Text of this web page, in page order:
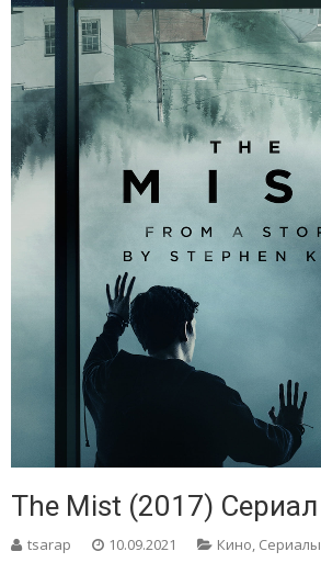
The Mist (2017) Сериал
tsarap 10.09.2021 Кино, Сериалы